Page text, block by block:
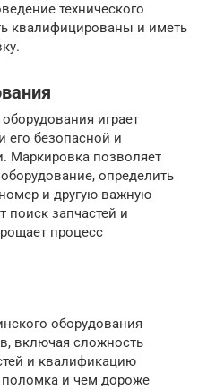
технического
квалифицированы и иметь
играет
его безопасной и
Маркировка позволяет
определить
и другую важную
поиск запчастей и
процесс
оборудования
включая сложность
и квалификацию
и чем дороже